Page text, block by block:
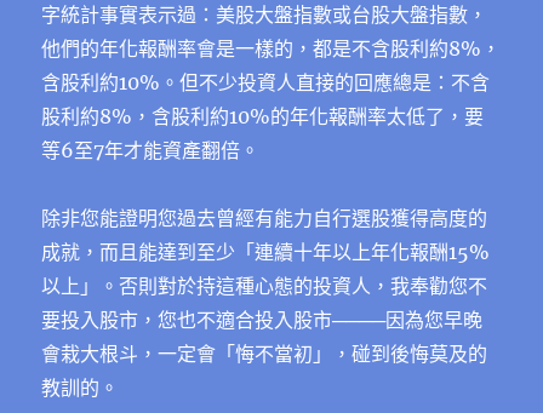
字統計事實表示過：美股大盤指數或台股大盤指數，
他們的年化報酬率會是一樣的，都是不含股利約8%，
含股利約10%。但不少投資人直接的回應總是：不含
股利約8%，含股利約10%的年化報酬率太低了，要
等6至7年才能資產翻倍。
除非您能證明您過去曾經有能力自行選股獲得高度的
成就，而且能達到至少「連續十年以上年化報酬15%
以上」。否則對於持這種心態的投資人，我奉勸您不
要投入股市，您也不適合投入股市────因為您早晚
會栽大根斗，一定會「悔不當初」，碰到後悔莫及的
教訓的。